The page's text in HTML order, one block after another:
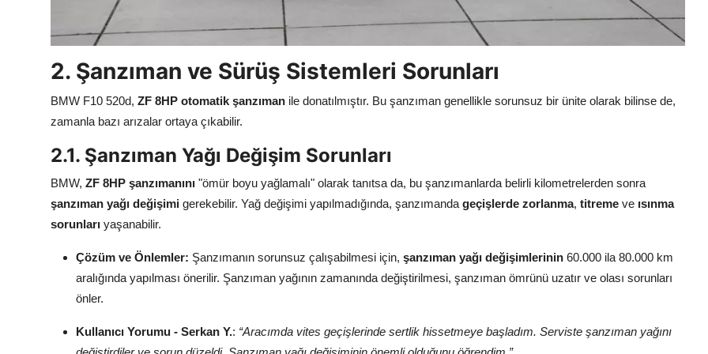
2. Şanzıman ve Sürüş Sistemleri Sorunları
BMW F10 520d, ZF 8HP otomatik şanzıman ile donatılmıştır. Bu şanzıman genellikle sorunsuz bir ünite olarak bilinse de,
zamanla bazı arızalar ortaya çıkabilir.
2.1. Şanzıman Yağı Değişim Sorunları
BMW, ZF 8HP şanzımanını "ömür boyu yağlamalı" olarak tanıtsa da, bu şanzımanlarda belirli kilometrelerden sonra
şanzıman yağı değişimi gerekebilir. Yağ değişimi yapılmadığında, şanzımanda geçişlerde zorlanma, titreme ve ısınma
sorunları yaşanabilir.
Çözüm ve Önlemler: Şanzımanın sorunsuz çalışabilmesi için, şanzıman yağı değişimlerinin 60.000 ila 80.000 km
aralığında yapılması önerilir. Şanzıman yağının zamanında değiştirilmesi, şanzıman ömrünü uzatır ve olası sorunları
önler.
Kullanıcı Yorumu - Serkan Y.: “Aracımda vites geçişlerinde sertlik hissetmeye başladım. Serviste şanzıman yağını